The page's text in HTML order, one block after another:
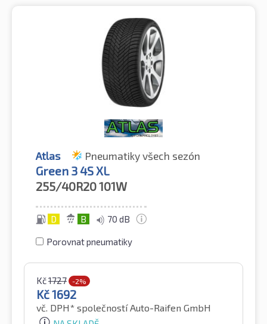
Atlas Pneumatiky všech sezón
Green 3 4S XL
255/40R20101W
D B 70 dB
Porovnat pneumatiky
Kč1727 -2%
Kč1692
vč. DPH* společností Auto-Raifen GmbH